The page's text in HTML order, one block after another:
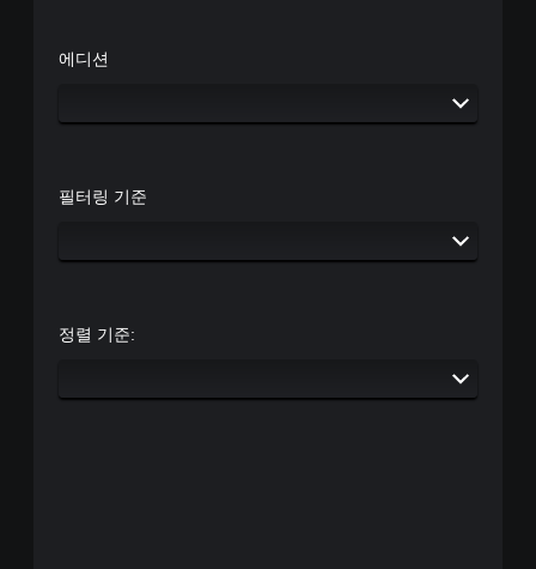
에디션
필터링 기준
정렬 기준: